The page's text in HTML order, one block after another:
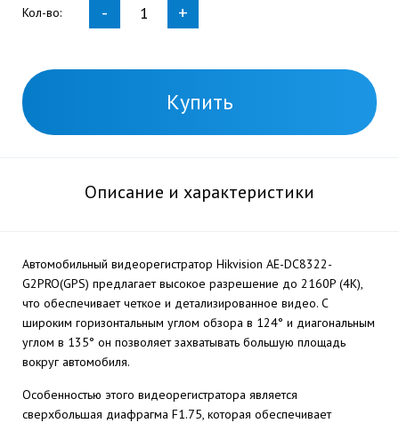
Кол-во: - +
Купить
Описание и характеристики
Автомобильный видеорегистратор Hikvision AE-DC8322-
G2PRO(GPS) предлагает высокое разрешение до 2160P (4K),
что обеспечивает четкое и детализированное видео. С
широким горизонтальным углом обзора в 124° и диагональным
углом в 135° он позволяет захватывать большую площадь
вокруг автомобиля.
Особенностью этого видеорегистратора является
сверхбольшая диафрагма F1.75, которая обеспечивает